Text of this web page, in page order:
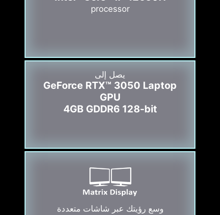
processor
يصل إلى
GeForce RTX™ 3050 Laptop
GPU
4GB GDDR6 128-bit
وسع رؤيتك عبر شاشات متعددة